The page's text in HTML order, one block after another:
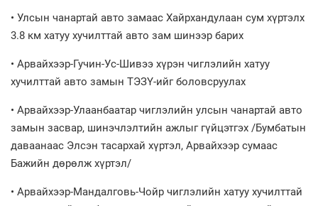
• Улсын чанартай авто замаас Хайрхандулаан сум хүртэлх
3.8 км хатуу хучилттай авто зам шинээр барих
• Арвайхээр-Гучин-Ус-Шивээ хүрэн чиглэлийн хатуу
хучилттай авто замын ТЭЗҮ-ийг боловсруулах
• Арвайхээр-Улаанбаатар чиглэлийн улсын чанартай авто
замын засвар, шинэчлэлтийн ажлыг гүйцэтгэх /Бумбатын
даваанаас Элсэн тасархай хүртэл, Арвайхээр сумаас
Бажийн дөрөлж хүртэл/
• Арвайхээр-Мандалговь-Чойр чиглэлийн хатуу хучилттай